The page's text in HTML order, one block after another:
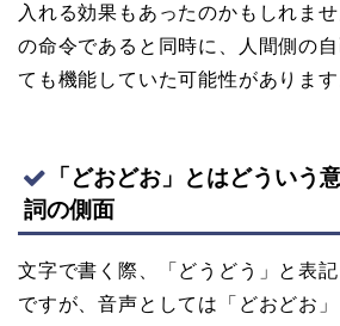
入れる効果もあったのかもしれま
の命令であると同時に、人間側の
ても機能していた可能性があります
「どおどお」とはどういう
詞の側面
文字で書く際、「どうどう」と表
ですが、音声としては「どおどお